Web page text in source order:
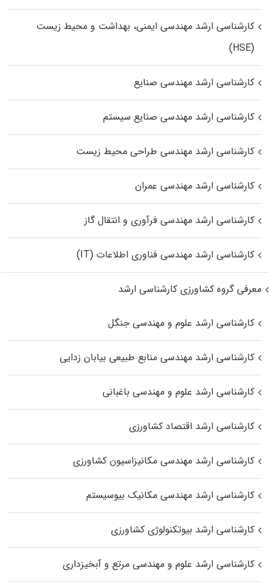
کارشناسی ارشد مهندسی ایمنی، بهداشت و محیط زیست
(HSE)
کارشناسی ارشد مهندسی صنایع
کارشناسی ارشد مهندسی صنایع سیستم
کارشناسی ارشد مهندسی طراحی محیط زیست
کارشناسی ارشد مهندسی عمران
کارشناسی ارشد مهندسی فرآوری و انتقال گاز
کارشناسی ارشد مهندسی فناوری اطلاعات (IT)
معرفی گروه کشاورزی کارشناسی ارشد
کارشناسی ارشد علوم و مهندسی جنگل
کارشناسی ارشد مهندسی منابع طبیعی بیابان زدایی
کارشناسی ارشد علوم و مهندسی باغبانی
کارشناسی ارشد اقتصاد کشاورزی
کارشناسی ارشد مهندسی مکانیزاسیون کشاورزی
کارشناسی ارشد مهندسی مکانیک بیوسیستم
کارشناسی ارشد بیوتکنولوژی کشاورزی
کارشناسی ارشد علوم و مهندسی مرتع و آبخیزداری